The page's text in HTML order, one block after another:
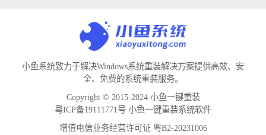
小鱼系统致力于解决Windows系统重装解决方案提供高效、安
全、免费的系统重装服务。
Copyright © 2015-2024 小鱼一键重装
粤ICP备19111771号 小鱼一键重装系统软件
增值电信业务经营许可证 粤B2-20231006